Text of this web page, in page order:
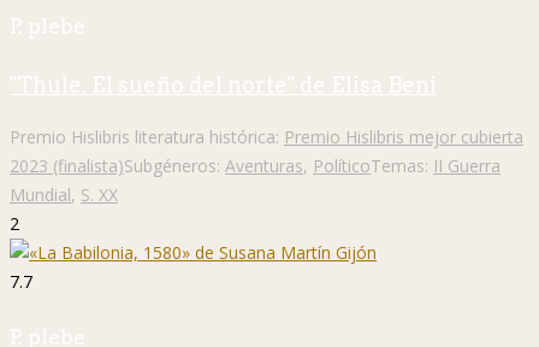
P. plebe
"Thule. El sueño del norte" de Elisa Beni
Premio Hislibris literatura histórica: Premio Hislibris mejor cubierta
2023 (finalista)Subgéneros: Aventuras, PolíticoTemas: II Guerra
Mundial, S. XX
2
7.7
P. plebe